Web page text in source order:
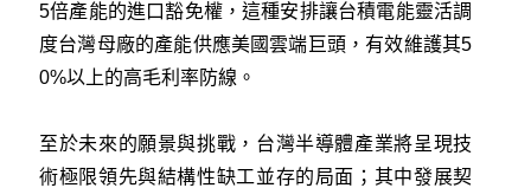
5倍產能的進口豁免權，這種安排讓台積電能靈活調
度台灣母廠的產能供應美國雲端巨頭，有效維護其5
0%以上的高毛利率防線。
至於未來的願景與挑戰，台灣半導體產業將呈現技
術極限領先與結構性缺工並存的局面；其中發展契